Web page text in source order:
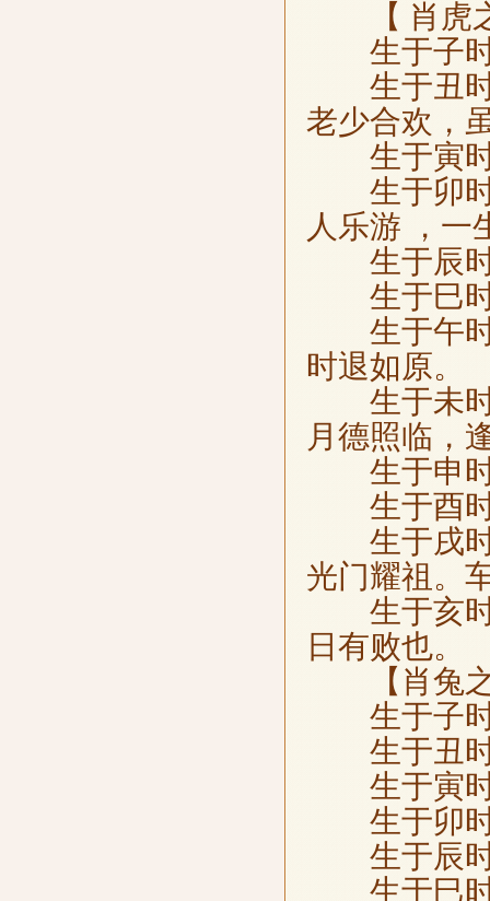
【 肖虎
生于子时
生于丑时
老少合欢，
生于寅时
生于卯时
人乐游 ，一
生于辰时
生于巳时
生于午时
时退如原。
生于未时
月德照临，
生于申时
生于酉时
生于戌时
光门耀祖。
生于亥时
日有败也。
【肖兔之
生于子时
生于丑时
生于寅时
生于卯时
生于辰时
生于巳时